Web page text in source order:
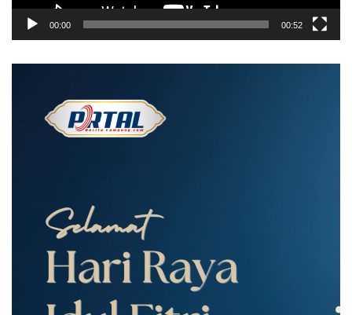
00:00 00:52